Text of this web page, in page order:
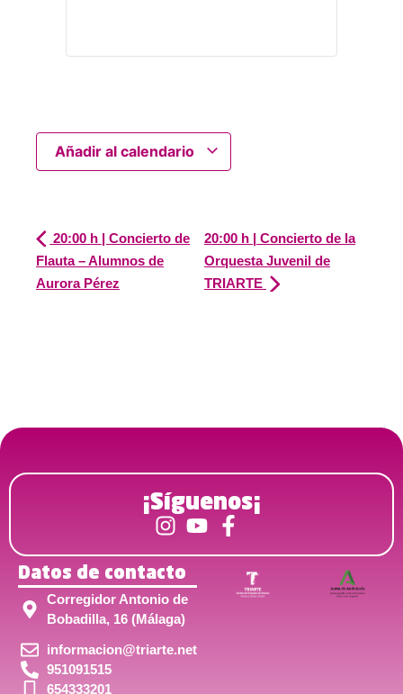
Añadir al calendario
20:00 h | Concierto de
Flauta – Alumnos de
Aurora Pérez
20:00 h | Concierto de la
Orquesta Juvenil de
TRIARTE
¡Síguenos¡
Datos de contacto
Corregidor Antonio de
Bobadilla, 16 (Málaga)
informacion@triarte.net
951091515
654333201